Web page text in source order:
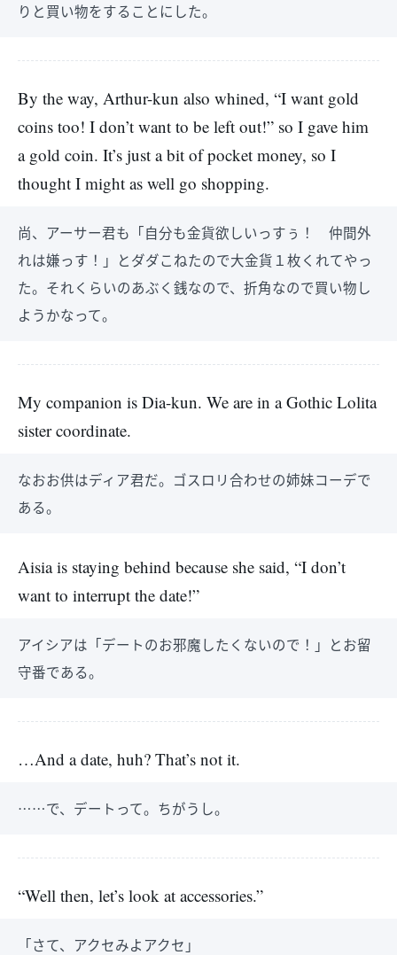
りと買い物をすることにした。
By the way, Arthur-kun also whined, “I want gold
coins too! I don’t want to be left out!” so I gave him
a gold coin. It’s just a bit of pocket money, so I
thought I might as well go shopping.
尚、アーサー君も「自分も金貨欲しいっすぅ！ 仲間外
れは嫌っす！」とダダこねたので大金貨１枚くれてやっ
た。それくらいのあぶく銭なので、折角なので買い物し
ようかなって。
My companion is Dia-kun. We are in a Gothic Lolita
sister coordinate.
なおお供はディア君だ。ゴスロリ合わせの姉妹コーデで
ある。
Aisia is staying behind because she said, “I don’t
want to interrupt the date!”
アイシアは「デートのお邪魔したくないので！」とお留
守番である。
…And a date, huh? That’s not it.
……で、デートって。ちがうし。
“Well then, let’s look at accessories.”
「さて、アクセみよアクセ」